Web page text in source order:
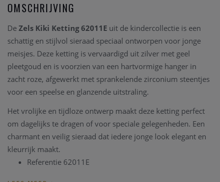
OMSCHRIJVING
De Zels Kiki Ketting 62011E uit de kindercollectie is een
schattig en stijlvol sieraad speciaal ontworpen voor jonge
meisjes. Deze ketting is vervaardigd uit zilver met geel
pleetgoud en is voorzien van een hartvormige hanger in
zacht roze, afgewerkt met sprankelende zirconium steentjes
voor een speelse en glanzende uitstraling.
Het vrolijke en tijdloze ontwerp maakt deze ketting perfect
om dagelijks te dragen of voor speciale gelegenheden. Een
charmant en veilig sieraad dat iedere jonge look elegant en
kleurrijk maakt.
Referentie 62011E